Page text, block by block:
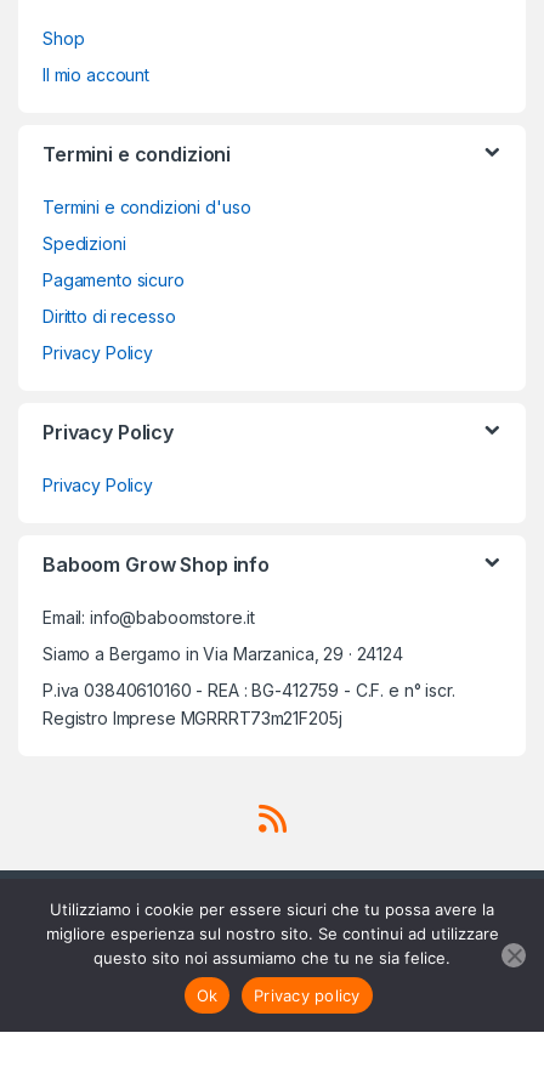
Aggiungi al carrello
Shop
Il mio account
Termini e condizioni
Termini e condizioni d'uso
Spedizioni
Pagamento sicuro
Diritto di recesso
Privacy Policy
Privacy Policy
Privacy Policy
Baboom Grow Shop info
Email: info@baboomstore.it
Siamo a Bergamo in Via Marzanica, 29 · 24124
P.iva 03840610160 - REA : BG-412759 - C.F. e n° iscr.
Registro Imprese MGRRRT73m21F205j
Scrivici su Whatsapp
3756420488
Utilizziamo i cookie per essere sicuri che tu possa avere la
migliore esperienza sul nostro sito. Se continui ad utilizzare
questo sito noi assumiamo che tu ne sia felice.
Ok
Privacy policy